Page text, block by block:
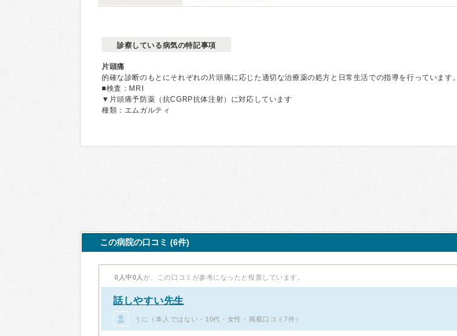
診察している病気の特記事項
片頭痛
的確な診断のもとにそれぞれの片頭痛に応じた適切な治療薬の処方と日常生活での指導を行っています。
■検査：MRI
▼片頭痛予防薬（抗CGRP抗体注射）に対応しています
種類：エムガルティ
この病院の口コミ (6件)
0人中0人 が、この口コミが参考になったと投票しています。
話しやすい先生
うに（本人ではない・10代・女性・掲載口コミ7件）